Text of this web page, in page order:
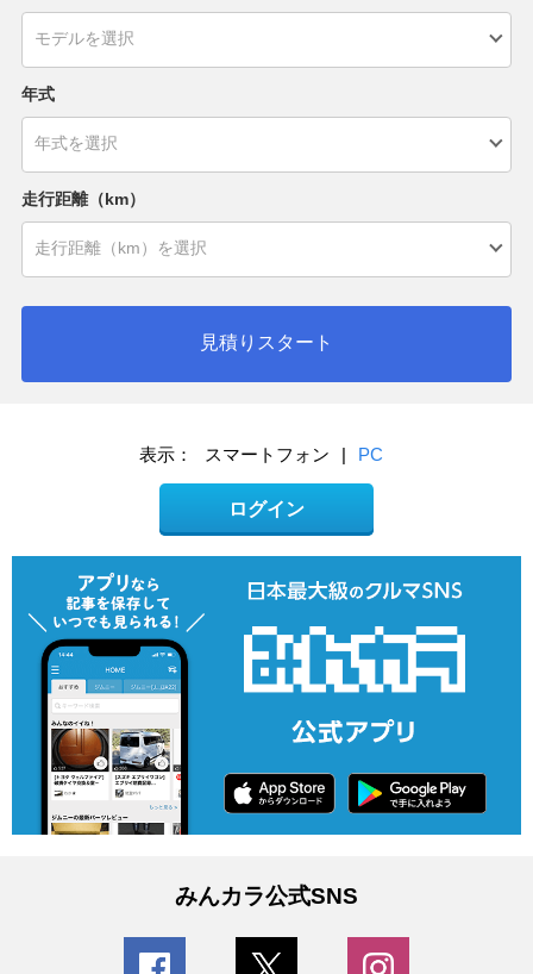
年式
走行距離（km）
見積りスタート
表示： スマートフォン | PC
ログイン
みんカラ公式SNS